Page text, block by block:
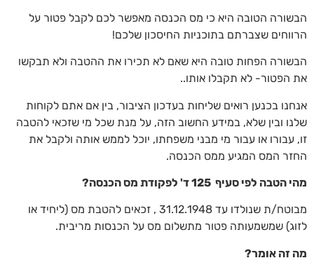
הבשורה הטובה היא כי מס הכנסה מאפשר לכם לקבל פטור על
הרווחים שצברתם בתוכניות החיסכון שלכם!
הבשורה הפחות טובה היא שאם לא תכירו את ההטבה ולא תבקשו
את הפטור- לא תקבלו אותו..
אנחנו בכנען רואים שליחות בעדכון הציבור, בין אם אתם לקוחות
שלנו ובין שלא, במידע החשוב הזה, על מנת שכל מי שזכאי להטבה
זו, עבורו או עבור מי מבני משפחתו, יוכל לממש אותה ולקבל את
החזר המס המגיע ממס הכנסה.
מהי הטבה לפי סעיף 125 ד' לפקודת מס הכנסה?
מבוטח/ת שנולדו עד 31.12.1948 , זכאים להטבת מס (ליחיד או
לזוג) שמשמעותה פטור מתשלום מס על הכנסות מריבית.
מה זה אומר?